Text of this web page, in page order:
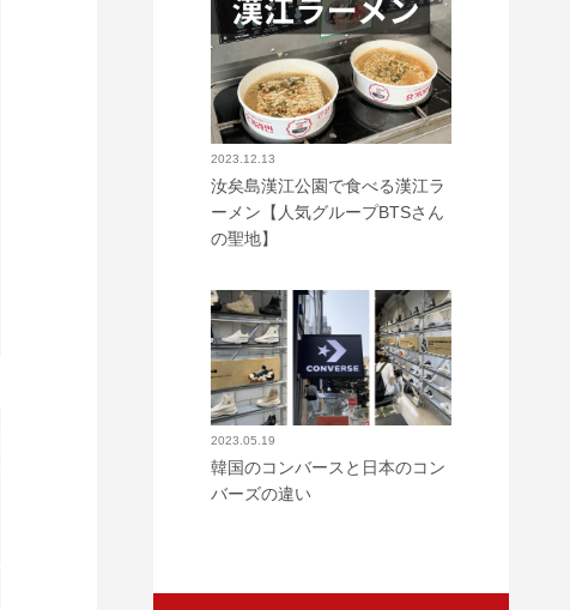
2023.12.13
汝矣島漢江公園で食べる漢江ラ
ーメン【人気グループBTSさん
の聖地】
2023.05.19
韓国のコンバースと日本のコン
バーズの違い